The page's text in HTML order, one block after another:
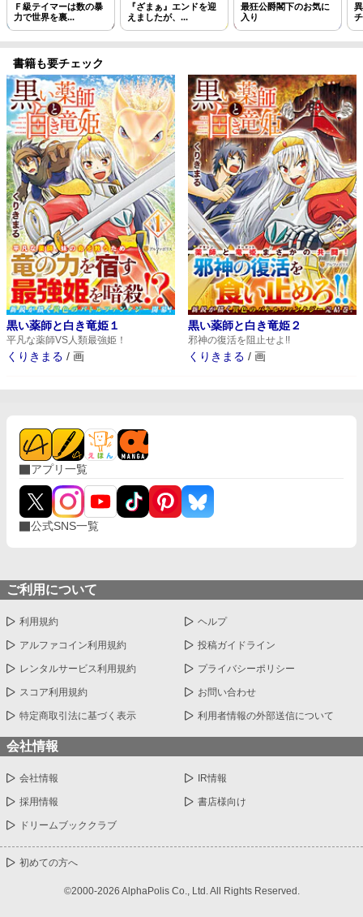
Ｆ級テイマーは数の暴
力で世界を裏...
『ざまぁ』エンドを迎
えましたが、...
最狂公爵閣下のお気に
入り
書籍も要チェック
平凡な薬師VS人類最強姫！
黒い薬師と白き竜姫１
くりきまる / 画
邪神の復活を阻止せよ!!
黒い薬師と白き竜姫２
くりきまる / 画
アプリ一覧
公式SNS一覧
ご利用について
利用規約 ヘルプ
アルファコイン利用規約 投稿ガイドライン
レンタルサービス利用規約 プライバシーポリシー
スコア利用規約 お問い合わせ
特定商取引法に基づく表示 利用者情報の外部送信について
会社情報
会社情報 IR情報
採用情報 書店様向け
ドリームブッククラブ
初めての方へ
©2000-2026 AlphaPolis Co., Ltd. All Rights Reserved.